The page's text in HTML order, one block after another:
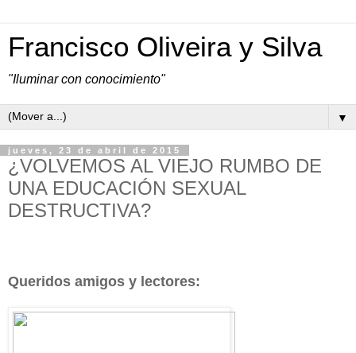
Francisco Oliveira y Silva
"Iluminar con conocimiento"
▼
jueves, 23 de abril de 2015
¿VOLVEMOS AL VIEJO RUMBO DE
UNA EDUCACIÓN SEXUAL
DESTRUCTIVA?
Queridos amigos y lectores: